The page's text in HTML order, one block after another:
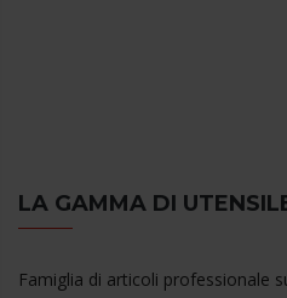
LA GAMMA DI
Famiglia di articoli professionale